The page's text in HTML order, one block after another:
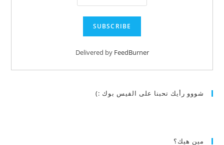
Delivered by FeedBurner
شووو رأيك تحبنا على الفيس بوك :)
مين هيك؟